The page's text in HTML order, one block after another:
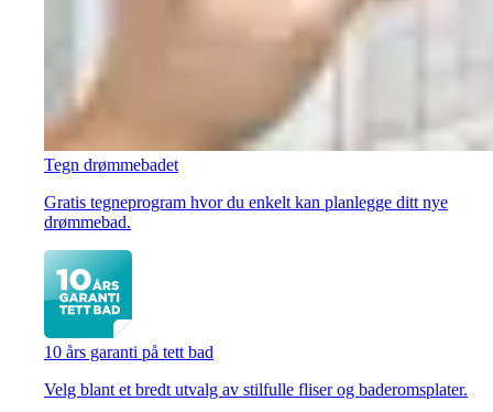
Tegn drømmebadet
Gratis tegneprogram hvor du enkelt kan planlegge ditt nye
drømmebad.
10 års garanti på tett bad
Velg blant et bredt utvalg av stilfulle fliser og baderomsplater.